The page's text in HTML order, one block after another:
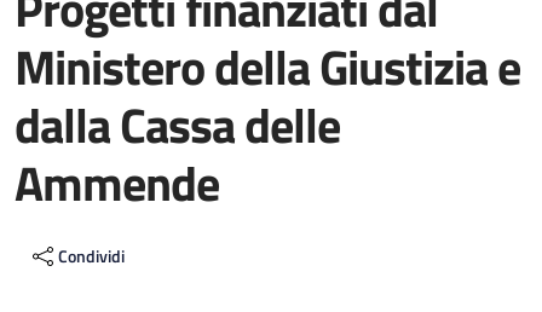
Ministero della Giustizia e
dalla Cassa delle
Ammende
Contenuto di pagina generica
Condividi